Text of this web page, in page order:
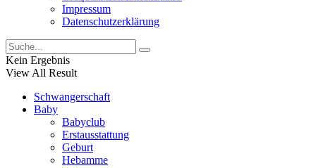
Impressum
Datenschutzerklärung
Kein Ergebnis
View All Result
Schwangerschaft
Baby
Babyclub
Erstausstattung
Geburt
Hebamme